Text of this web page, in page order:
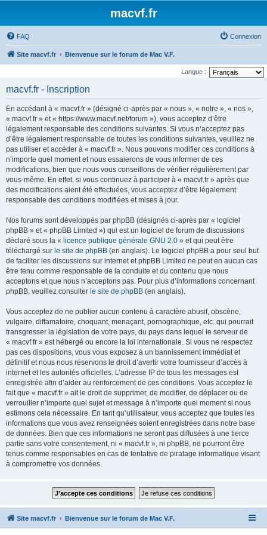
macvf.fr
FAQ Connexion
Site macvf.fr Bienvenue sur le forum de Mac V.F.
Langue :
macvf.fr - Inscription
En accédant à « macvf.fr » (désigné ci-après par « nous », « notre », « nos »,
« macvf.fr » et « https://www.macvf.net/forum »), vous acceptez d’être
légalement responsable des conditions suivantes. Si vous n’acceptez pas
d’être légalement responsable de toutes les conditions suivantes, veuillez ne
pas utiliser et accéder à « macvf.fr ». Nous pouvons modifier ces conditions à
n’importe quel moment et nous essaierons de vous informer de ces
modifications, bien que nous vous conseillons de vérifier régulièrement par
vous-même. En effet, si vous continuez à participer à « macvf.fr » après que
des modifications aient été effectuées, vous acceptez d’être légalement
responsable des conditions modifiées et mises à jour.
Nos forums sont développés par phpBB (désignés ci-après par « logiciel
phpBB » et « phpBB Limited ») qui est un logiciel de forum de discussions
déclaré sous la « licence publique générale GNU 2.0 » et qui peut être
téléchargé sur le site de phpBB (en anglais). Le logiciel phpBB a pour seul but
de faciliter les discussions sur internet et phpBB Limited ne peut en aucun cas
être tenu comme responsable de la conduite et du contenu que nous
acceptons et que nous n’acceptons pas. Pour plus d’informations concernant
phpBB, veuillez consulter le site de phpBB (en anglais).
Vous acceptez de ne publier aucun contenu à caractère abusif, obscène,
vulgaire, diffamatoire, choquant, menaçant, pornographique, etc. qui pourrait
transgresser la législation de votre pays, du pays dans lequel le serveur de
« macvf.fr » est hébergé ou encore la loi internationale. Si vous ne respectez
pas ces dispositions, vous vous exposez à un bannissement immédiat et
définitif et nous nous réservons le droit d’avertir votre fournisseur d’accès à
internet et les autorités officielles. L’adresse IP de tous les messages est
enregistrée afin d’aider au renforcement de ces conditions. Vous acceptez le
fait que « macvf.fr » ait le droit de supprimer, de modifier, de déplacer ou de
verrouiller n’importe quel sujet et message à n’importe quel moment si nous
estimons cela nécessaire. En tant qu’utilisateur, vous acceptez que toutes les
informations que vous avez renseignées soient enregistrées dans notre base
de données. Bien que ces informations ne seront pas diffusées à une tierce
partie sans votre consentement, ni « macvf.fr », ni phpBB, ne pourront être
tenus comme responsables en cas de tentative de piratage informatique visant
à compromettre vos données.
Site macvf.fr Bienvenue sur le forum de Mac V.F.